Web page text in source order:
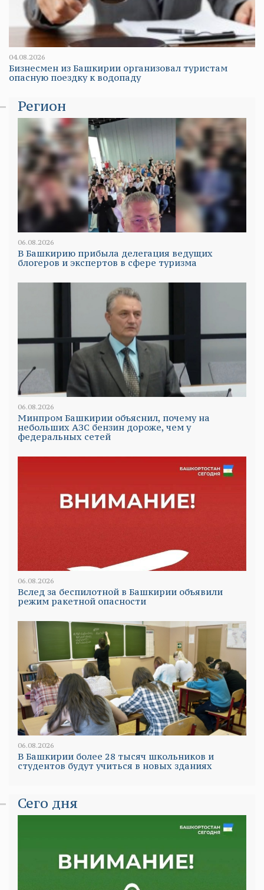
04.08.2026
Бизнесмен из Башкирии организовал туристам
опасную поездку к водопаду
Регион
06.08.2026
В Башкирию прибыла делегация ведущих
блогеров и экспертов в сфере туризма
06.08.2026
Минпром Башкирии объяснил, почему на
небольших АЗС бензин дороже, чем у
федеральных сетей
06.08.2026
Вслед за беспилотной в Башкирии объявили
режим ракетной опасности
06.08.2026
В Башкирии более 28 тысяч школьников и
студентов будут учиться в новых зданиях
Сего дня